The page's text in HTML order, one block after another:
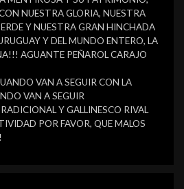
NUESTRA GLORIA, NUESTRA
Y NUESTRA GRAN HINCHADA
Y DEL MUNDO ENTERO, LA
AGUANTE PEÑAROL CARAJO
VAN A SEGUIR CON LA
VAN A SEGUIR
Y GALLINESCO RIVAL
POR FAVOR, QUE MALOS